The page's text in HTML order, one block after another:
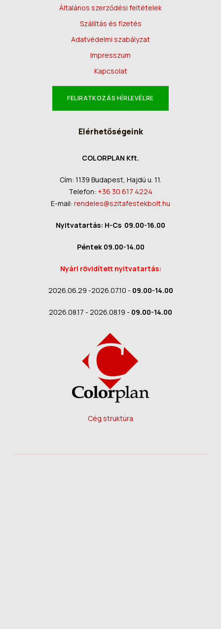
Általános szerződési feltételek
Szállítás és fizetés
Adatvédelmi szabályzat
Impresszum
Kapcsolat
FELIRATKOZÁS HÍRLEVÉLRE
Elérhetőségeink
COLORPLAN Kft.
Cím: 1139 Budapest, Hajdú u. 11.
Telefon: +36 30 617 4224
E-mail: rendeles@szitafestekbolt.hu
Nyitvatartás: H-Cs 09.00-16.00
Péntek 09.00-14.00
Nyári rövidített nyitvatartás:
2026.06.29 -2026.07.10 - 09.00-14.00
2026.08.17 - 2026.08.19 - 09.00-14.00
Cég struktúra